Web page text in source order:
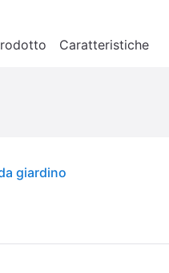
Caratteristiche
giardino